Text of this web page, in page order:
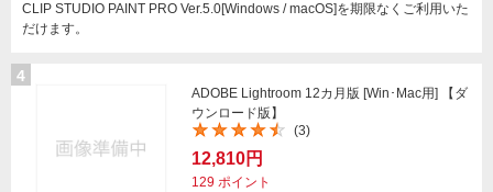
CLIP STUDIO PAINT PRO Ver.5.0[Windows / macOS]を期限なくご利用いた
だけます。
4
ADOBE Lightroom 12カ月版 [Win･Mac用] 【ダ
ウンロード版】
(3)
12,810円
129 ポイント